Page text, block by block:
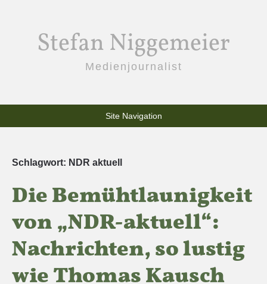
Stefan Niggemeier
Medienjournalist
Site Navigation
Schlagwort: NDR aktuell
Die Bemühtlaunigkeit
von „NDR-aktuell“:
Nachrichten, so lustig
wie Thomas Kausch